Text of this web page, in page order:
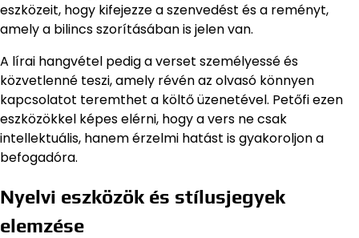
eszközeit, hogy kifejezze a szenvedést és a reményt,
amely a bilincs szorításában is jelen van.
A lírai hangvétel pedig a verset személyessé és
közvetlenné teszi, amely révén az olvasó könnyen
kapcsolatot teremthet a költő üzenetével. Petőfi ezen
eszközökkel képes elérni, hogy a vers ne csak
intellektuális, hanem érzelmi hatást is gyakoroljon a
befogadóra.
Nyelvi eszközök és stílusjegyek
elemzése